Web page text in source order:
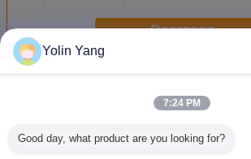
Normen
Doorgaan
MeerDe verpakkende machine van de
Yolin Yang
7:24 PM
Good day, what product are you looking for?